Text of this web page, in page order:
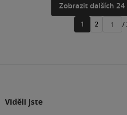
Zobrazit dalších
1 2
Přejít
/
Viděli jste